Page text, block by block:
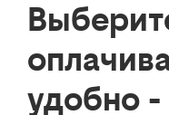
удобно -